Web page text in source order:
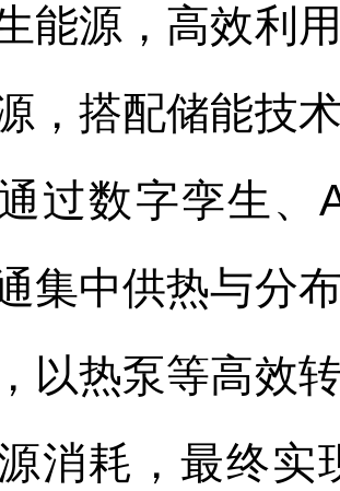
能源，高效利
，搭配储能技
过数字孪生
集中供热与分
以热泵等高效
消耗，最终实